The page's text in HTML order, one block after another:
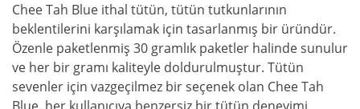
Chee Tah Blue ithal tütün, tütün tutkunlarının
beklentilerini karşılamak için tasarlanmış bir üründür.
Özenle paketlenmiş 30 gramlık paketler halinde sunulur
ve her bir gramı kaliteyle doldurulmuştur. Tütün
sevenler için vazgeçilmez bir seçenek olan Chee Tah